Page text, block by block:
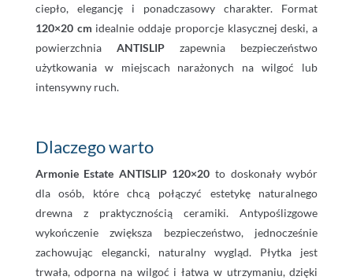
ciepło, elegancję i ponadczasowy charakter. Format
120×20 cm idealnie oddaje proporcje klasycznej deski, a
powierzchnia ANTISLIPzapewnia bezpieczeństwo
użytkowania w miejscach narażonych na wilgoć lub
intensywny ruch.
Dlaczego warto
Armonie Estate ANTISLIP 120×20 to doskonały wybór
dla osób, które chcą połączyć estetykę naturalnego
drewna z praktycznością ceramiki. Antypoślizgowe
wykończenie zwiększa bezpieczeństwo, jednocześnie
zachowując elegancki, naturalny wygląd. Płytka jest
trwała, odporna na wilgoć i łatwa w utrzymaniu, dzięki